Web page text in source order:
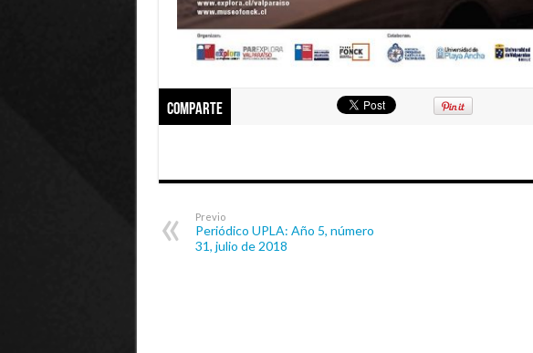
Comparte
Previo
Periódico UPLA: Año 5, número
31, julio de 2018